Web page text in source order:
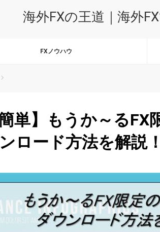
海外FXの王道｜海外
FXノウハウ
簡単】もうか～る
ロード方法を解説！